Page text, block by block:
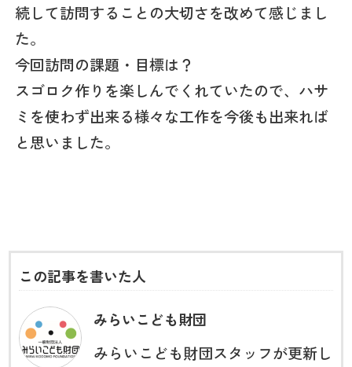
続して訪問することの大切さを改めて感じまし
た。
今回訪問の課題・目標は？
スゴロク作りを楽しんでくれていたので、ハサ
ミを使わず出来る様々な工作を今後も出来れば
と思いました。
この記事を書いた人
みらいこども財団
みらいこども財団スタッフが更新し